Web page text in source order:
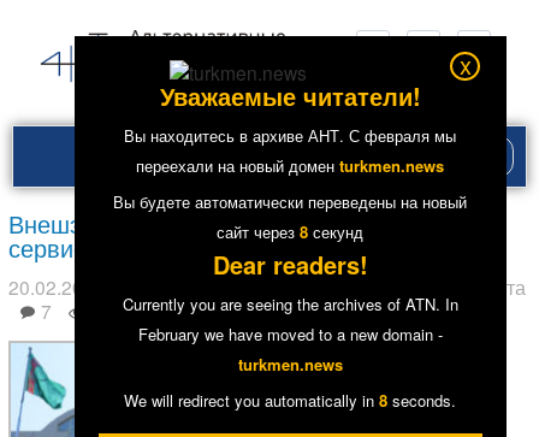
меню
Внешэкономбанк ограничил оплату услуг
сервисов Apple и электронных кошельков
20.02.2018
Валюта
7
8992
x
Уважаемые читатели!
Вы находитесь в архиве АНТ. С февраля мы
переехали на новый доменturkmen.news
Вы будете автоматически переведены на новый
сайт через7 секунд
Dear readers!
Currently you are seeing the archives of ATN. In
February we have moved to a new domain -
turkmen.news
We will redirect you automatically in7 seconds.